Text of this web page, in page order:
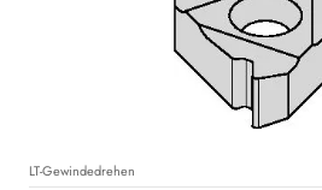
LT-Gewindedrehen